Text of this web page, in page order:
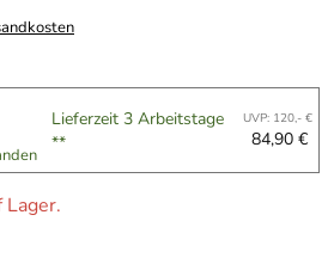
Lieferzeit 3 Arbeitstage
**
UVP: 120,- €
84,90 €